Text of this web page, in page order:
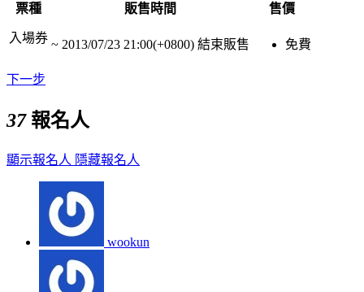
票種 販售時間 售價
入場券 ~ 2013/07/23 21:00(+0800) 結束販售 免費
下一步
37報名人
顯示報名人 隱藏報名人
wookun